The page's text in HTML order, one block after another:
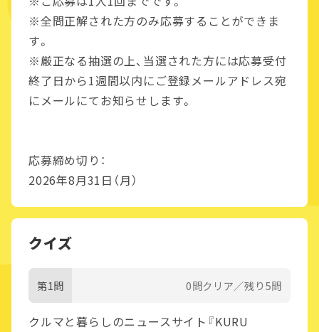
※全問正解された方のみ応募することができま
す。
※厳正なる抽選の上、当選された方には応募受付
終了日から1週間以内にご登録メールアドレス宛
にメールにてお知らせします。
応募締め切り：
2026年8月31日（月）
クイズ
第1問 0問クリア／残り5問
クルマと暮らしのニュースサイト『KURU